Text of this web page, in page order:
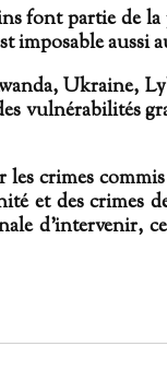
font partie
imposable aussi
Ukraine,
vulnérabilités
crimes
et des
d’intervenir,